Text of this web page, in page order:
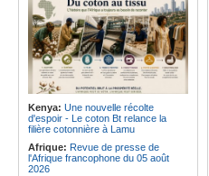
Kenya: Une nouvelle récolte
d'espoir - Le coton Bt relance la
filière cotonnière à Lamu
Afrique: Revue de presse de
l'Afrique francophone du 05 août
2026